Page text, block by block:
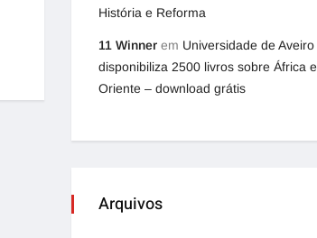
História e Reforma
11 Winner em Universidade de Aveiro
disponibiliza 2500 livros sobre África e
Oriente – download grátis
Arquivos